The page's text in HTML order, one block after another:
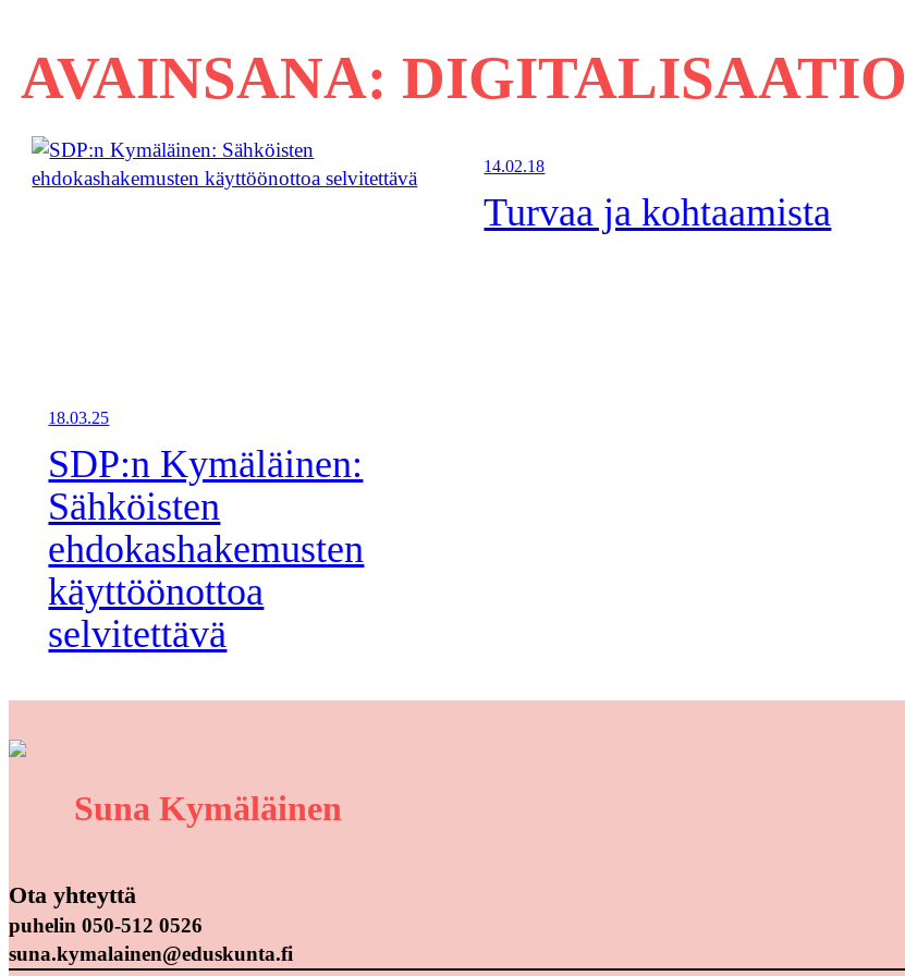
AVAINSANA: DIGITALISAATIO
18.03.25
SDP:n Kymäläinen:
Sähköisten
ehdokashakemusten
käyttöönottoa
selvitettävä
14.02.18
Turvaa ja kohtaamista
Suna Kymäläinen
Ota yhteyttä
puhelin 050-512 0526
suna.kymalainen@eduskunta.fi